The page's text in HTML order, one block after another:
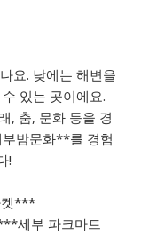
요. 낮에는 해변을
있는 곳이에요.
, 춤, 문화 등을 경
밤문화**를 경험
!
켓***
세부 파크마트